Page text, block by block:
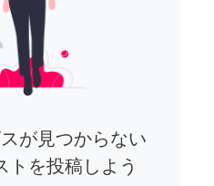
が見つからない
トを投稿しよう